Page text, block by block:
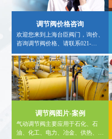
调节阀价格咨询
欢迎您来到上海台臣阀门，询价、
咨询调节阀价格、请联系021-
57562898、采购调节阀请认准台臣
牌，大量现货库存，非工作时间咨
询气动调节阀价格，请拨打24小时
热线电话15900840303。
调节阀图片-案例
气动调节阀主要应用于石化、石
油、化工、电力、冶金、供热、食